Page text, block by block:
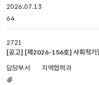
있음
2026.07.13
64
2721
[공고] [제2026-156호] 사회적
지역협력과